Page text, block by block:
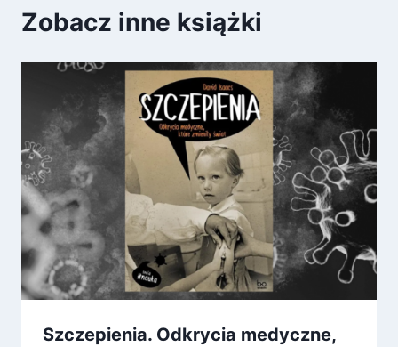
Zobacz inne książki
Szczepienia. Odkrycia medyczne,